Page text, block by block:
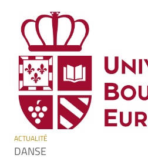
ACTUALITÉ
DANSE